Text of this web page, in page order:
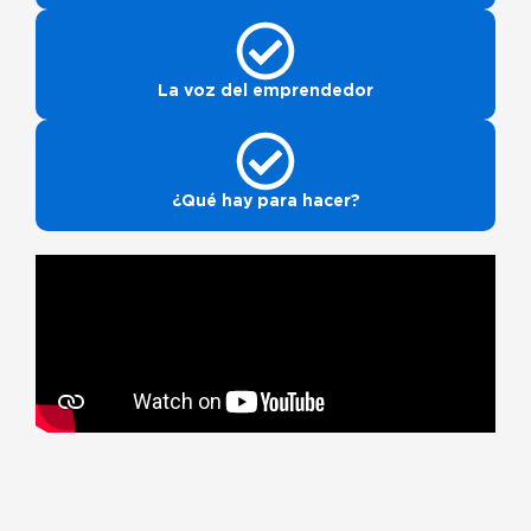
La voz del emprendedor
¿Qué hay para hacer?